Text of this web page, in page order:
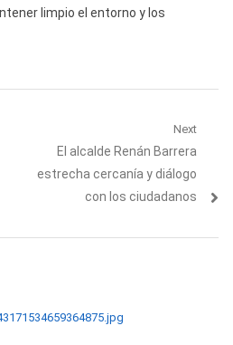
limpio el entorno y los
Next
Next
post:
El alcalde Renán Barrera
estrecha cercanía y diálogo
con los ciudadanos